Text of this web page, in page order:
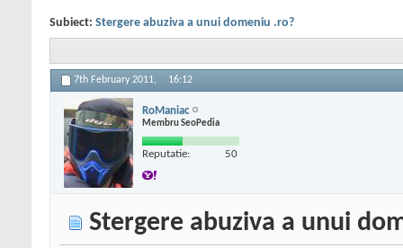
Subiect: Stergere abuziva a unui domeniu .ro?
7th February 2011, 16:12
RoManiac
Membru SeoPedia
Reputatie: 50
Stergere abuziva a unui